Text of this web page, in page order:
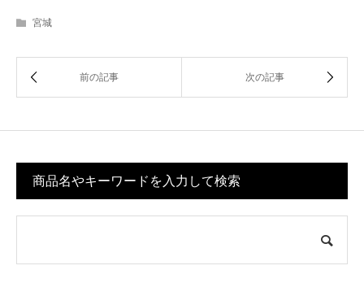
宮城
商品名やキーワードを入力して検索